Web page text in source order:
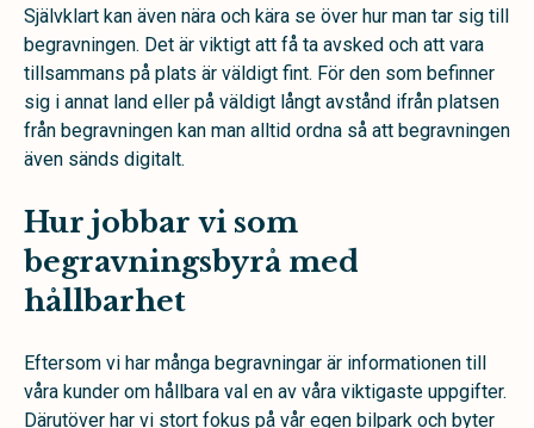
Självklart kan även nära och kära se över hur man tar sig till
begravningen. Det är viktigt att få ta avsked och att vara
tillsammans på plats är väldigt fint. För den som befinner
sig i annat land eller på väldigt långt avstånd ifrån platsen
från begravningen kan man alltid ordna så att begravningen
även sänds digitalt.
Hur jobbar vi som
begravningsbyrå med
hållbarhet
Eftersom vi har många begravningar är informationen till
våra kunder om hållbara val en av våra viktigaste uppgifter.
Därutöver har vi stort fokus på vår egen bilpark och byter